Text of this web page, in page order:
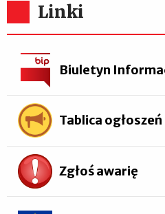
Linki
Biuletyn
Tablica ogłoszeń
Zgłoś awarię